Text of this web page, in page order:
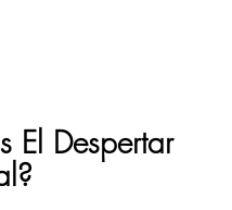
El Despertar